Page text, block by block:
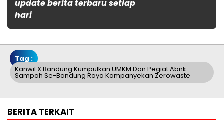
update berita terbaru setiap
hari
Tag :
Kanwil X Bandung Kumpulkan UMKM Dan Pegiat Abnk
Sampah Se-Bandung Raya Kampanyekan Zerowaste
BERITA TERKAIT